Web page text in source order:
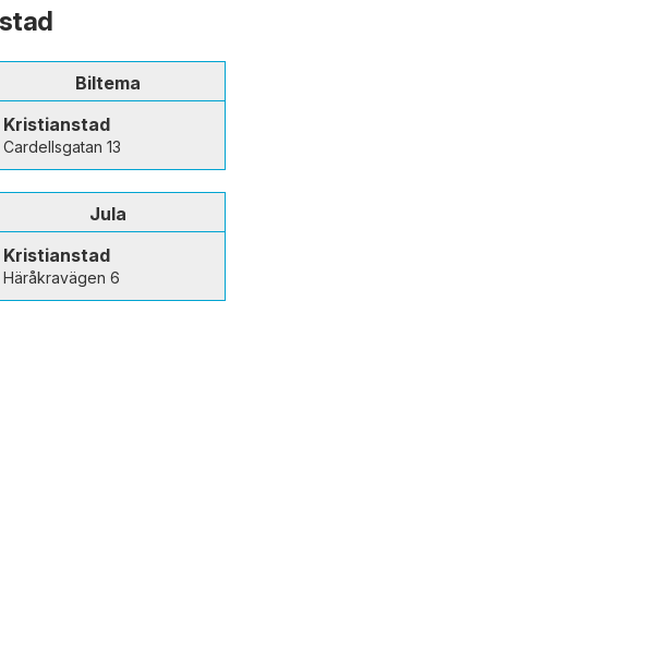
Biltema
Kristianstad
Cardellsgatan 13
Jula
Kristianstad
Häråkravägen 6